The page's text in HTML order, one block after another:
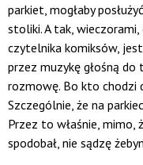
parkiet, mogłaby
stoliki. A tak,
czytelnika komiksów,
przez muzykę głośną
rozmowę. Bo kto chodzi
Szczególnie, że na
Przez to właśnie, mimo,
spodobał, nie sądzę